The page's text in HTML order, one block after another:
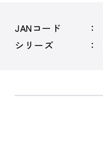
JANコード
シリーズ